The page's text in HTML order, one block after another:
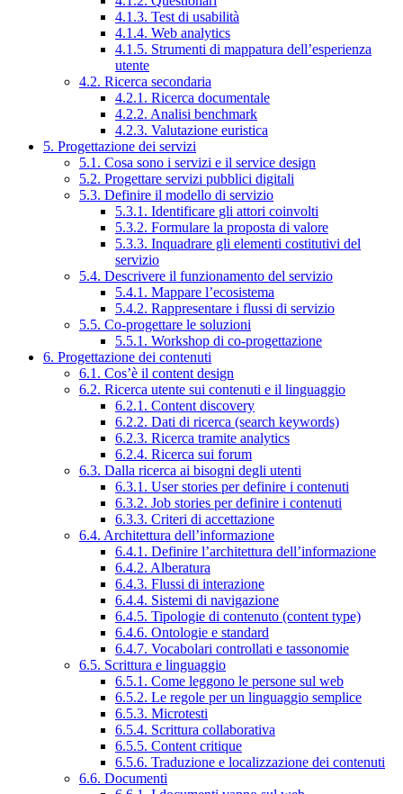
4.1.3. Test di usabilità
4.1.4. Web analytics
4.1.5. Strumenti di mappatura dell’esperienza
utente
4.2. Ricerca secondaria
4.2.1. Ricerca documentale
4.2.2. Analisi benchmark
4.2.3. Valutazione euristica
5. Progettazione dei servizi
5.1. Cosa sono i servizi e il service design
5.2. Progettare servizi pubblici digitali
5.3. Definire il modello di servizio
5.3.1. Identificare gli attori coinvolti
5.3.2. Formulare la proposta di valore
5.3.3. Inquadrare gli elementi costitutivi del
servizio
5.4. Descrivere il funzionamento del servizio
5.4.1. Mappare l’ecosistema
5.4.2. Rappresentare i flussi di servizio
5.5. Co-progettare le soluzioni
5.5.1. Workshop di co-progettazione
6. Progettazione dei contenuti
6.1. Cos’è il content design
6.2. Ricerca utente sui contenuti e il linguaggio
6.2.1. Content discovery
6.2.2. Dati di ricerca (search keywords)
6.2.3. Ricerca tramite analytics
6.2.4. Ricerca sui forum
6.3. Dalla ricerca ai bisogni degli utenti
6.3.1. User stories per definire i contenuti
6.3.2. Job stories per definire i contenuti
6.3.3. Criteri di accettazione
6.4. Architettura dell’informazione
6.4.1. Definire l’architettura dell’informazione
6.4.2. Alberatura
6.4.3. Flussi di interazione
6.4.4. Sistemi di navigazione
6.4.5. Tipologie di contenuto (content type)
6.4.6. Ontologie e standard
6.4.7. Vocabolari controllati e tassonomie
6.5. Scrittura e linguaggio
6.5.1. Come leggono le persone sul web
6.5.2. Le regole per un linguaggio semplice
6.5.3. Microtesti
6.5.4. Scrittura collaborativa
6.5.5. Content critique
6.5.6. Traduzione e localizzazione dei contenuti
6.6. Documenti